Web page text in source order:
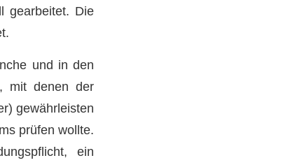
gearbeitet. Die
und in den
, mit denen der
gewährleisten
prüfen wollte.
ein